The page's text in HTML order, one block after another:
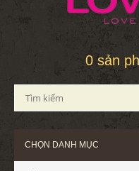
0 sản
CHỌN DANH MỤC